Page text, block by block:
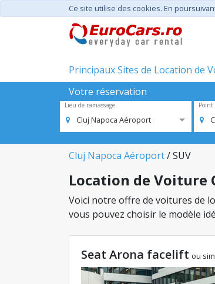
Ce site utilise des cookies. En
Principaux Sites de Location de
Votre réservation
Lieu de ramassage
Cluj Napoca Aéroport
Point
Cluj Napoca Aéroport/ SUV
Location de Voiture
Voici notre offre de voitures de
vous pouvez choisir le modèle
Seat Arona facelift ou